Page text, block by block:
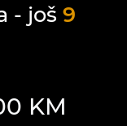
- još 9
KM